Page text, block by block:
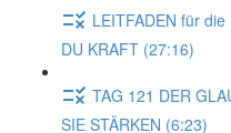
LEITFADEN für
DU KRAFT (27:16)
TAG 121 DER
SIE STÄRKEN (6:23)